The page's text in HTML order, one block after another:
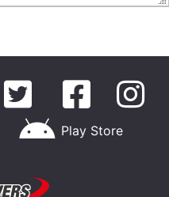
Play Store